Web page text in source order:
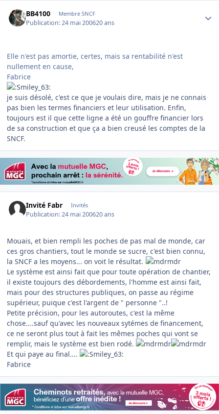
BB4100 Membre SNCF
Publication:24 mai 200620 ans
Elle n'est pas amortie, certes, mais sa rentabilité n'est
nullement en cause,
Fabrice
je suis désolé, c'est ce que je voulais dire, mais je ne connais
pas bien les termes financiers et leur utilisation. Enfin,
toujours est il que cette ligne a été un gouffre financier lors
de sa construction et que ça a bien creusé les comptes de la
SNCF.
Invité Fabr Invités
Publication:24 mai 200620 ans
Mouais, et bien rempli les poches de pas mal de monde, car
ces gros chantiers, tout le monde se sucre, c'est bien connu,
la SNCF a les moyens... on voit le résultat.
Le système est ainsi fait que pour toute opération de chantier,
il existe toujours des débordements, l'homme est ainsi fait,
mais pour des structures publiques, on passe au régime
supérieur, puique c'est l'argent de " personne "..!
Petite précision, pour les autoroutes, c'est la même
chose....sauf qu'avec les nouveaux sytémes de financement,
ce ne seront plus tout à fait les mêmes poches qui vont se
remplir, mais le système est bien rodé.
Et qui paye au final....
Fabrice